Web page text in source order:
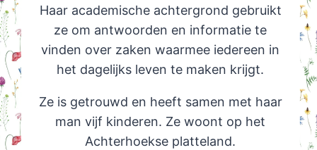
Haar academische achtergrond gebruikt
ze om antwoorden en informatie te
vinden over zaken waarmee iedereen in
het dagelijks leven te maken krijgt.
Ze is getrouwd en heeft samen met haar
man vijf kinderen. Ze woont op het
Achterhoekse platteland.